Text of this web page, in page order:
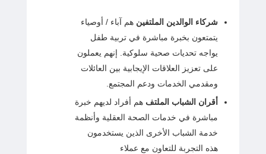
شركاء الوالدين الملتفين هم آباء / أوصياء
يتمتعون بخبرة مباشرة في تربية طفل
يواجه تحديات صحية سلوكية. إنهم يعملون
على تعزيز العلاقات الإيجابية بين العائلات
ومقدمي الخدمات ودعم المجتمع.
أقران الشباب الملتف هم أفراد لديهم خبرة
مباشرة في خدمات الصحة العقلية وأنظمة
خدمة الشباب الأخرى الذين يستخدمون
هذه التجربة للتعاون مع عملاء